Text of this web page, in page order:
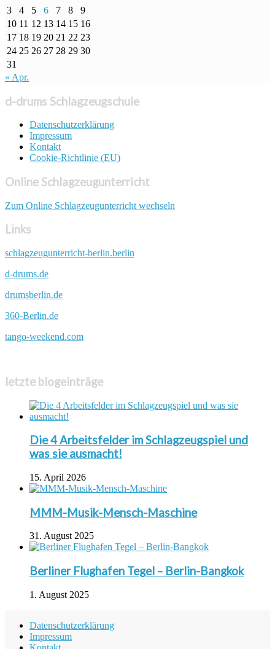
3
4 5 6 7 8
9
10 11 12 13 14 15 16
17 18 19 20 21 22 23
24 25 26 27 28 29 30
31
« Apr.
d-drums Schlagzeugschule
Datenschutzerklärung
Impressum
Kontakt
Cookie-Richtlinie (EU)
Online Schlagzeugunterricht
Zum Online Schlagzeugunterricht wechseln
Links
schlagzeugunterricht-berlin.berlin
d-drums.de
drumsberlin.de
360-Berlin.de
tango-weekend.com
letzte blogeinträge
Die 4 Arbeitsfelder im Schlagzeugspiel und
was sie ausmacht!
15. April 2026
MMM-Musik-Mensch-Maschine
31. August 2025
Berliner Flughafen Tegel – Berlin-Bangkok
1. August 2025
Datenschutzerklärung
Impressum